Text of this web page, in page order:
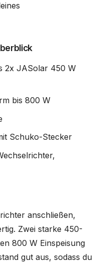
2x JASolar 450 W
bis 800 W
Schuko-Stecker
anschließen,
Zwei starke 450-
800 W Einspeisung
gut aus, sodass du